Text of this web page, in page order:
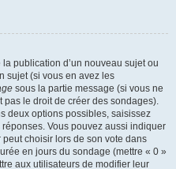
publication d’un nouveau sujet ou
sujet (si vous en avez les
sous la partie message (si vous ne
pas le droit de créer des sondages).
deux options possibles, saisissez
Vous pouvez aussi indiquer
peut choisir lors de son vote dans
en jours du sondage (mettre « 0 »
aux utilisateurs de modifier leur